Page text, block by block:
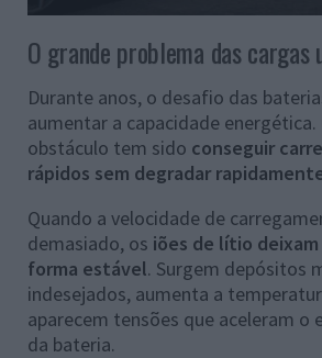
O grande problema das
Durante anos, o desafio das
aumentar a capacidade
obstáculo tem sido conseguir
rápidos sem degradar
Quando a velocidade de
demasiado, os iões de lítio
forma estável. Surgem depósitos
indesejados, aumenta a
aparecem tensões que aceleram o
da bateria.